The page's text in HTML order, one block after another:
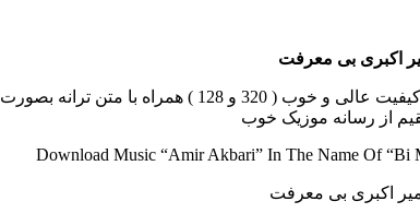
اکبری بی معرفت
دانلود آهنگ جدید امیر اکبری به نام “بی معرفت” با دو کیفیت عالی و خوب ( 320 و 128 ) همراه با متن ترانه بصورت
از رسانه موزیک خوب
Download Music “Amir Akbari” In The Name Of “Bi